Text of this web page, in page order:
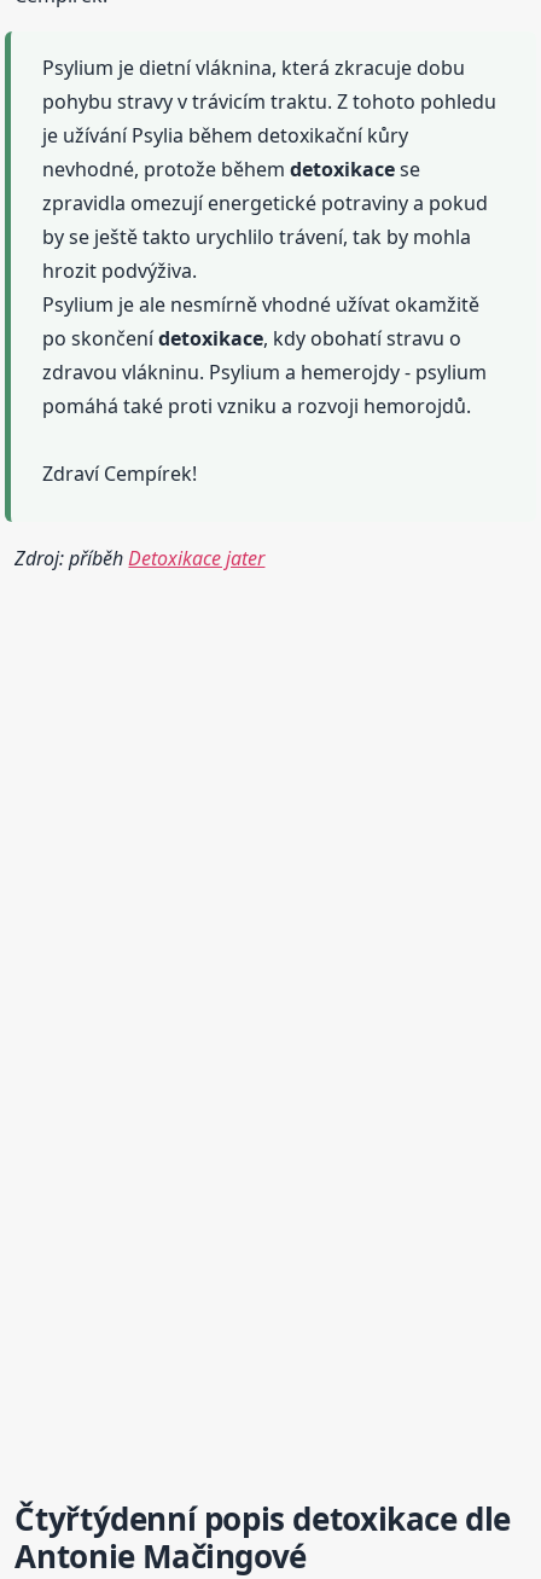
Psylium je dietní vláknina, která zkracuje dobu
pohybu stravy v trávicím traktu. Z tohoto pohledu
je užívání Psylia během detoxikační kůry
nevhodné, protože běhemdetoxikacese
zpravidla omezují energetické potraviny a pokud
by se ještě takto urychlilo trávení, tak by mohla
hrozit podvýživa.
Psylium je ale nesmírně vhodné užívat okamžitě
po skončenídetoxikace, kdy obohatí stravu o
zdravou vlákninu. Psylium a hemerojdy - psylium
pomáhá také proti vzniku a rozvoji hemorojdů.
Zdraví Cempírek!
Zdroj: příběhDetoxikace jater
Čtyřtýdenní popis detoxikacedle
Antonie Mačingové